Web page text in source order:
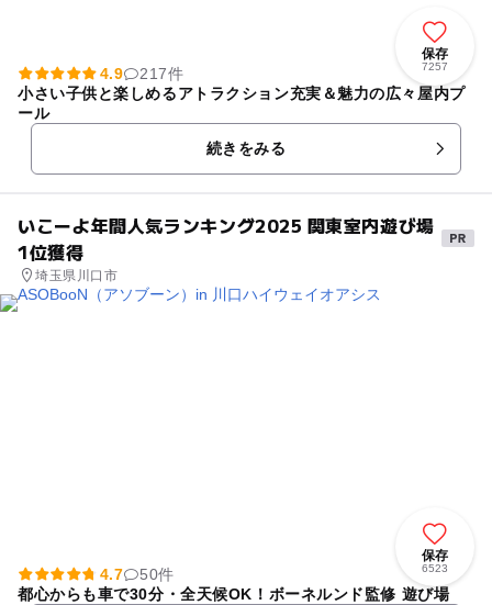
保存
7257
4.9
217件
小さい子供と楽しめるアトラクション充実＆魅力の広々屋内プ
ール
続きをみる
いこーよ年間人気ランキング2025 関東室内遊び場
1位獲得
埼玉県川口市
保存
6523
4.7
50件
都心からも車で30分・全天候OK！ボーネルンド監修 遊び場